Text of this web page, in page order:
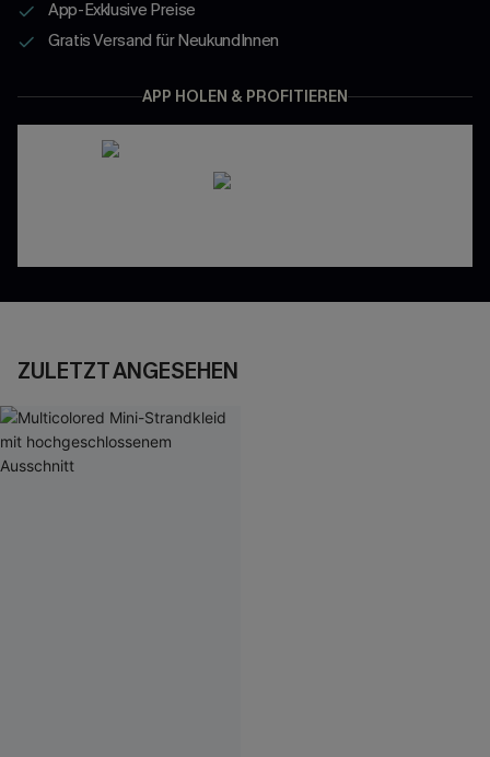
App-Exklusive Preise
Gratis Versand für NeukundInnen
APP HOLEN & PROFITIEREN
ZULETZT ANGESEHEN